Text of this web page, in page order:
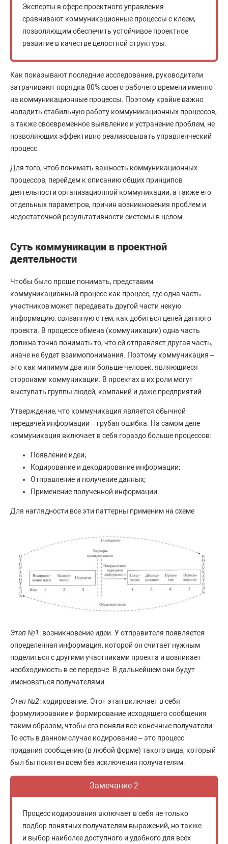
Эксперты в сфере проектного управления
сравнивают коммуникационные процессы с клеем,
позволяющим обеспечить устойчивое проектное
развитие в качестве целостной структуры.
Как показывают последние исследования, руководители
затрачивают порядка 80% своего рабочего времени именно
на коммуникационные процессы. Поэтому крайне важно
наладить стабильную работу коммуникационных процессов,
а также своевременное выявление и устранение проблем, не
позволяющих эффективно реализовывать управленческий
процесс.
Для того, чтоб понимать важность коммуникационных
процессов, перейдем к описанию общих принципов
деятельности организационной коммуникации, а также его
отдельных параметров, причин возникновения проблем и
недостаточной результативности системы в целом.
Суть коммуникации в проектной
деятельности
Чтобы было проще понимать, представим
коммуникационный процесс как процесс, где одна часть
участников может передавать другой части некую
информацию, связанную с тем, как добиться целей данного
проекта. В процессе обмена (коммуникации) одна часть
должна точно понимать то, что ей отправляет другая часть,
иначе не будет взаимопонимания. Поэтому коммуникация –
это как минимум два или больше человек, являющиеся
сторонами коммуникации. В проектах в их роли могут
выступать группы людей, компаний и даже предприятий.
Утверждение, что коммуникация является обычной
передачей информации – грубая ошибка. На самом деле
коммуникация включает в себя гораздо больше процессов:
Появление идеи;
Кодирование и декодирование информации;
Отправление и получение данных;
Применение полученной информации.
Для наглядности все эти паттерны применим на схеме
Этап №1: возникновение идеи. У отправителя появляется
определенная информация, которой он считает нужным
поделиться с другими участниками проекта и возникает
необходимость в ее передаче. В дальнейшем они будут
именоваться получателями.
Этап №2: кодирование. Этот этап включает в себя
формулирование и формирование исходящего сообщения
таким образом, чтобы его поняли все конечные получатели.
То есть в данном случае кодирование – это процесс
придания сообщению (в любой форме) такого вида, который
был бы понятен всем без исключения получателям.
Замечание 2
Процесс кодирования включает в себя не только
подбор понятных получателям выражений, но также
и выбор наиболее доступного и удобного для всех